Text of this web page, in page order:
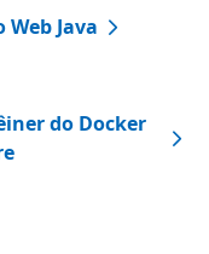
Java
do Docker